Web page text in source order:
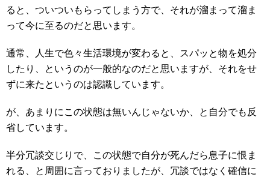
ると、ついついもらってしまう方で、それが溜まって溜ま
って今に至るのだと思います。
通常、人生で色々生活環境が変わると、スパッと物を処分
したり、というのが一般的なのだと思いますが、それをせ
ずに来たというのは認識しています。
が、あまりにこの状態は無いんじゃないか、と自分でも反
省しています。
半分冗談交じりで、この状態で自分が死んだら息子に恨ま
れる、と周囲に言っておりましたが、冗談ではなく確信に